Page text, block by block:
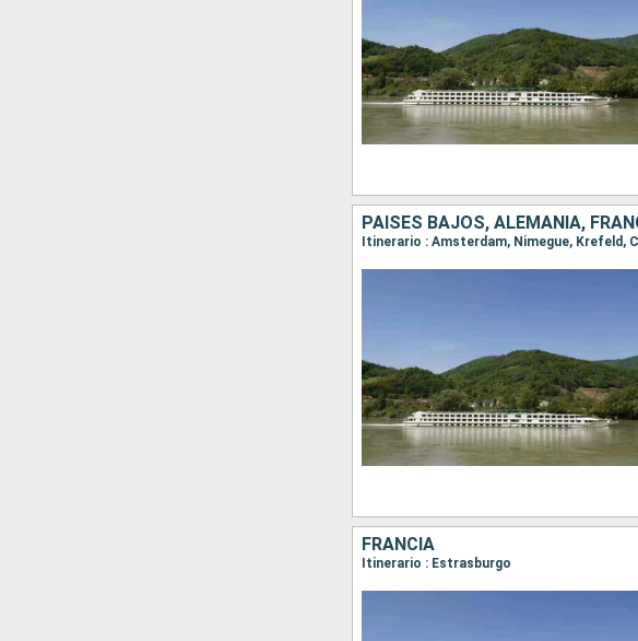
PAISES BAJOS, ALEMANIA,
Itinerario : Amsterdam, Nimegue, Krefeld,
FRANCIA
Itinerario : Estrasburgo